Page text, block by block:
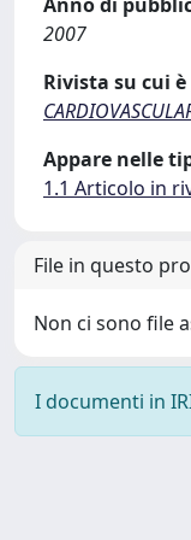
2007
Rivista su cui
Appare nelle
1.1 Articolo in
File in questo
Non ci sono file
I documenti in